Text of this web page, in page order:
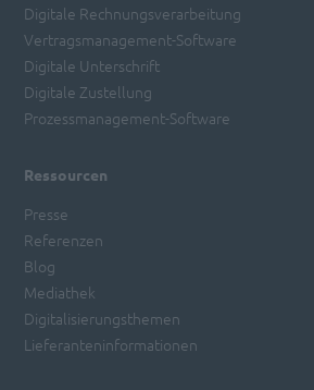
Digitale Rechnungsverarbeitung
Vertragsmanagement-Software
Digitale Unterschrift
Digitale Zustellung
Prozessmanagement-Software
Ressourcen
Presse
Referenzen
Blog
Mediathek
Digitalisierungsthemen
Lieferanteninformationen